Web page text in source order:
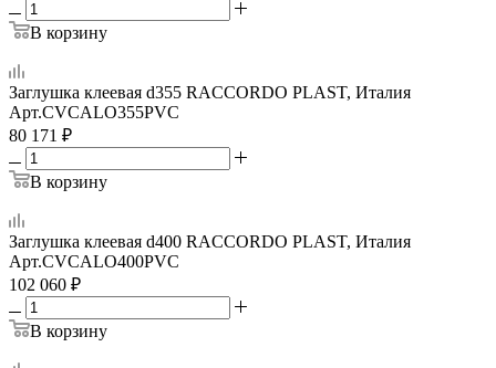
В корзину
Заглушка клеевая d355 RACCORDO PLAST, Италия
Арт.CVCALO355PVC
80 171 ₽
В корзину
Заглушка клеевая d400 RACCORDO PLAST, Италия
Арт.CVCALO400PVC
102 060 ₽
В корзину